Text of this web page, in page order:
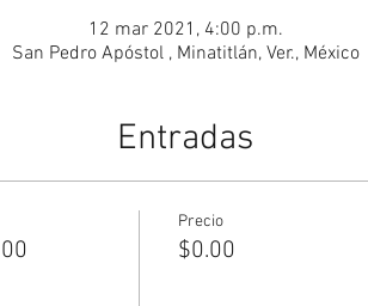
12 mar 2021, 4:00 p.m.
San Pedro Apóstol , Minatitlán, Ver., México
Entradas
Precio
$0.00